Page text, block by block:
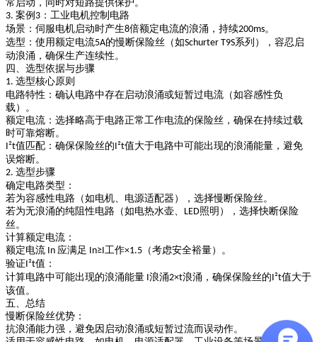
常启动，同时对短路提供保护。
3. 案例 3 ：工业电机控制电路
场景 ：伺服电机启动时产生8倍额定电流的浪涌，持续200ms。
选型 ：使用额定电流5A的慢断保险丝（如Schurter T9S系列），容忍启
动浪涌，确保生产连续性。
四、选型依据与步骤
1. 选型核心原则
电路特性 ：确认电路中存在启动浪涌或短暂过电流（如容感性负
载）。
额定电流 ：选择略高于电路正常工作电流的保险丝，确保在持续过载
时可靠熔断。
I²t值匹配 ：确保保险丝的I²t值大于电路中可能出现的浪涌能量，避免
误熔断。
2. 选型步骤
确定电路类型 ：
若为容感性电路（如电机、电源适配器），选择慢断保险丝。
若为无浪涌的纯阻性电路（如电热水壶、 LED照明），选择快断保险
丝。
计算额定电流 ：
额定电流 In 应满足 In​≥I工作​×1.5 （考虑安全裕量）。
验证I²t值 ：
计算电路中可能出现的浪涌能量 I浪涌2​×t浪涌 ，确保保险丝的I²t值大于
该值。
五、总结
慢断保险丝优势 ：
抗浪涌能力强，避免因启动浪涌或短暂过流而误动作。